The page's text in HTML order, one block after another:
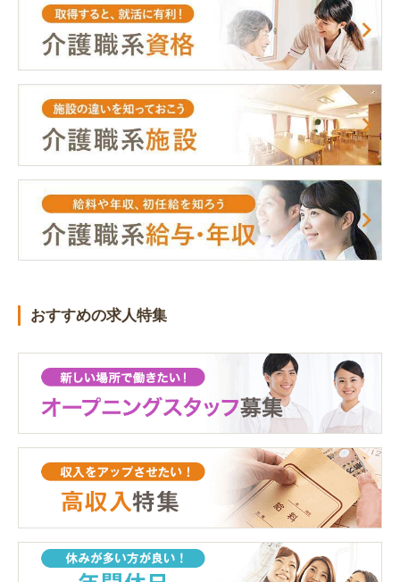
おすすめの求人特集